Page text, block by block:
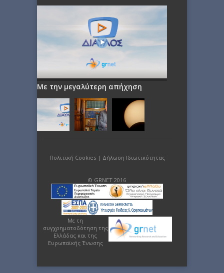
Με την μεγαλύτερη απήχηση
Πολιτική Cookies| Δήλωση Ιδιωτικότητας
© GRNET 2016
Με τη
συγχρηματοδότηση της
Ελλάδας και της
Ευρωπαϊκής Ένωσης